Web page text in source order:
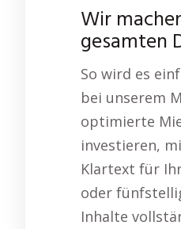
Wir
gesamten
So wird es
bei unserem
optimierte
investieren,
Klartext für
oder
Inhalte